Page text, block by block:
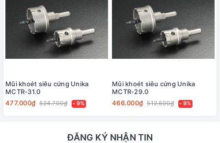
Mũi khoét siêu cứng Unika
MCTR-31.0
477.000₫ 524.700₫ - 9%
Mũi khoét siêu cứng Unika
MCTR-29.0
466.000₫ 512.600₫ - 9%
ĐĂNG KÝ NHẬN TIN